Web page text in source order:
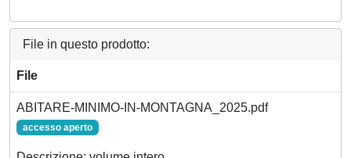
File in questo prodotto:
File
ABITARE-MINIMO-IN-MONTAGNA_2025.pdf
accesso aperto